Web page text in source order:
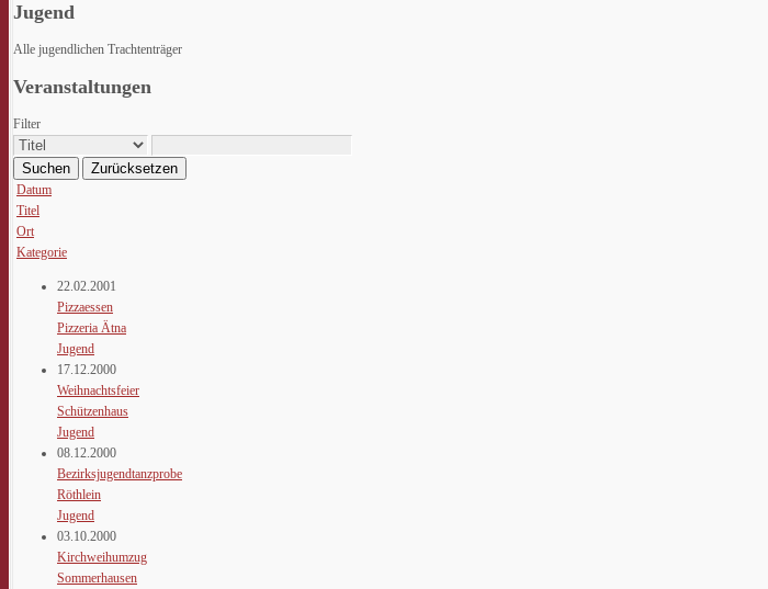
Jugend
Alle jugendlichen Trachtenträger
Veranstaltungen
Filter
Suchen Zurücksetzen
Datum
Titel
Ort
Kategorie
22.02.2001
Pizzaessen
Pizzeria Ätna
Jugend
17.12.2000
Weihnachtsfeier
Schützenhaus
Jugend
08.12.2000
Bezirksjugendtanzprobe
Röthlein
Jugend
03.10.2000
Kirchweihumzug
Sommerhausen